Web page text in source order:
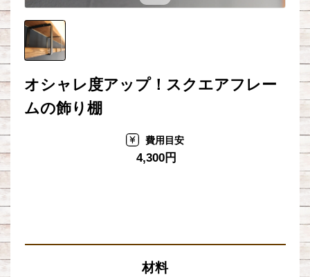
オシャレ度アップ！スクエアフレー
ムの飾り棚
費用目安
4,300円
材料